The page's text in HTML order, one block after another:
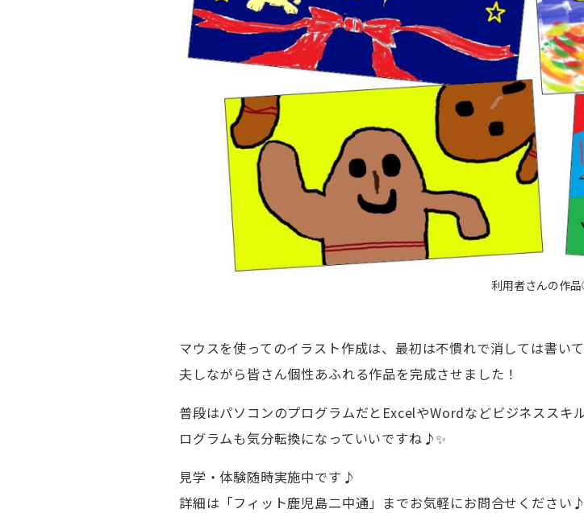
利用者さんの作
マウスを使ってのイラスト作成は、最初は不慣れで消しては書い
夫しながら皆さん個性あふれる作品を完成させました！
普段はパソコンのプログラムだとExcelやWordなどビジネススキ
ログラムも気分転換になっていいですね♪✨
見学・体験随時実施中です♪
詳細は「フィット鹿児島二中通」までお気軽にお問合せください